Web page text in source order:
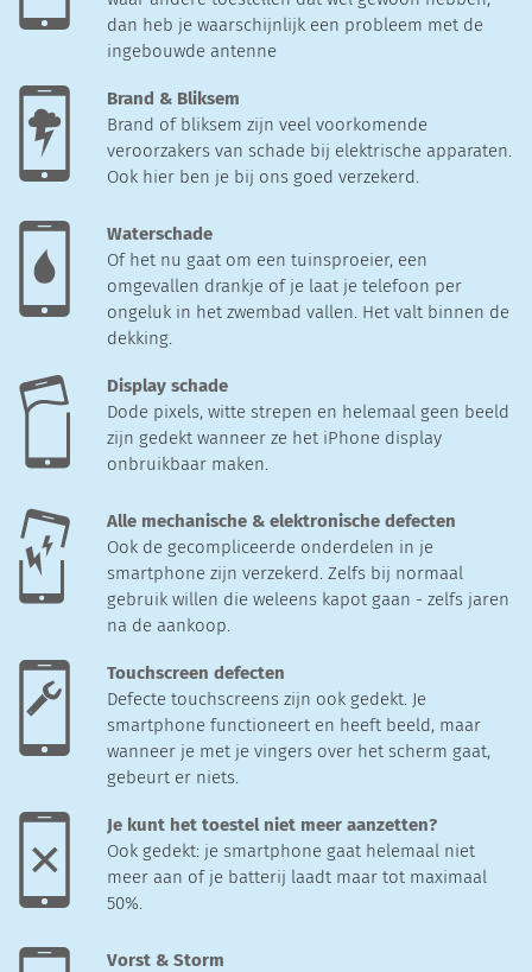
dan heb je waarschijnlijk een probleem met de
ingebouwde antenne
Brand & Bliksem
Brand of bliksem zijn veel voorkomende
veroorzakers van schade bij elektrische apparaten.
Ook hier ben je bij ons goed verzekerd.
Waterschade
Of het nu gaat om een tuinsproeier, een
omgevallen drankje of je laat je telefoon per
ongeluk in het zwembad vallen. Het valt binnen de
dekking.
Display schade
Dode pixels, witte strepen en helemaal geen beeld
zijn gedekt wanneer ze het iPhone display
onbruikbaar maken.
Alle mechanische & elektronische defecten
Ook de gecompliceerde onderdelen in je
smartphone zijn verzekerd. Zelfs bij normaal
gebruik willen die weleens kapot gaan - zelfs jaren
na de aankoop.
Touchscreen defecten
Defecte touchscreens zijn ook gedekt. Je
smartphone functioneert en heeft beeld, maar
wanneer je met je vingers over het scherm gaat,
gebeurt er niets.
Je kunt het toestel niet meer aanzetten?
Ook gedekt: je smartphone gaat helemaal niet
meer aan of je batterij laadt maar tot maximaal
50%.
Vorst & Storm